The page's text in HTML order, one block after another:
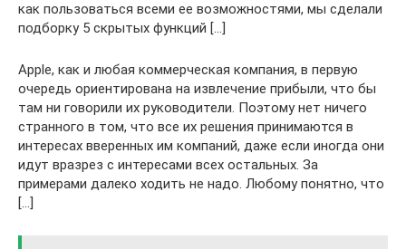
как пользоваться всеми ее возможностями, мы сделали
подборку 5 скрытых функций […]
Apple, как и любая коммерческая компания, в первую
очередь ориентирована на извлечение прибыли, что бы
там ни говорили их руководители. Поэтому нет ничего
странного в том, что все их решения принимаются в
интересах вверенных им компаний, даже если иногда они
идут вразрез с интересами всех остальных. За
примерами далеко ходить не надо. Любому понятно, что
[…]